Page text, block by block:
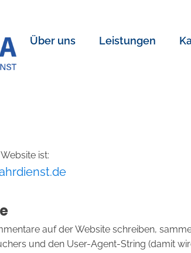
Über uns Leistungen
ist:
auf der Website schreiben,
und den User-Agent-String (damit